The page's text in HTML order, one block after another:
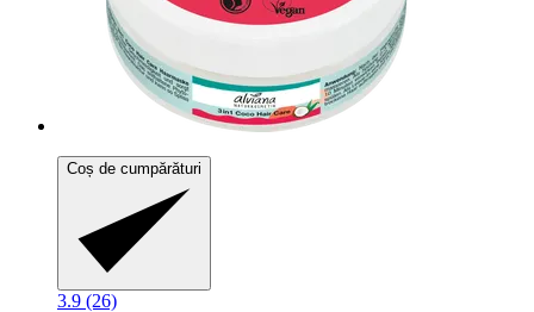
Coș de cumpărături
3.9 (26)